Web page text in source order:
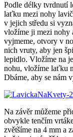
Podle délky tvrdnutí
laťku mezi nohy
v jejich středu si
vložíme ji mezi nohy
vyjmeme, otvory v
nich vruty, aby jen
lepidlo. Vložíme na
nohu, vložíme laťku
Dbáme, aby se nám
Na závěr můžeme
obvykle tenčím
zvětšíme na 4 mm a